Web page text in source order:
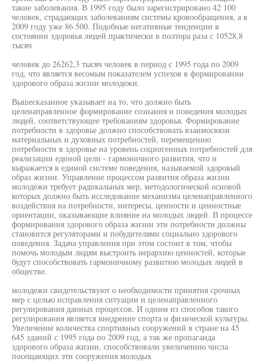
такие заболевания. В 1995 году было зарегистрировано 42 100
человек, страдающих заболеваниям системы кровообращения, а в
2009 году уже 86 500. Подобные негативные тенденции в
состоянии здоровья людей практически в полтора раза с 10528,8
тысяч
человек до 26262,3 тысяч человек в период с 1995 года по 2009
год, что является весомым показателем успехов в формировании
здорового образа жизни молодежи.
Вышесказанное указывает на то, что должно быть
целенаправленное формирование сознания и поведения молодых
людей, соответствующее требованиям здоровья. Формирование
потребности в здоровье должно способствовать взаимосвязи
материальных и духовных потребностей, перемещению
потребности в здоровье на уровень социогенных потребностей для
реализации единой цели - гармоничного развития, что и
выражается в единой системе поведения, называемой здоровый
образ жизни. Управление процессом развития образа жизни
молодежи требует радикальных мер, методологической основой
которых должно быть исследование механизма целенаправленного
воздействия на потребности, интересы, ценности и ценностные
ориентации, оказывающие влияние на молодых людей. В процессе
формирования здорового образа жизни эти потребности должны
становится регуляторами и побудителями социально здорового
поведения. Задача управления при этом состоит в том, чтобы
помочь молодым людям выстроить иерархию ценностей, которые
будут способствовать гармоничному развитию молодых людей в
обществе.
молодежи свидетельствуют о необходимости принятия срочных
мер с целью исправления ситуации и целенаправленного
регулирования данных процессов. И одним из способов такого
регулирования является внедрение спорта и физической культуры.
Увеличение количества спортивных сооружений в стране на 45
645 зданий с 1995 года по 2009 год, а так же пропаганда
здорового образа жизни, способствовали увеличению числа
посещающих эти сооружения молодых